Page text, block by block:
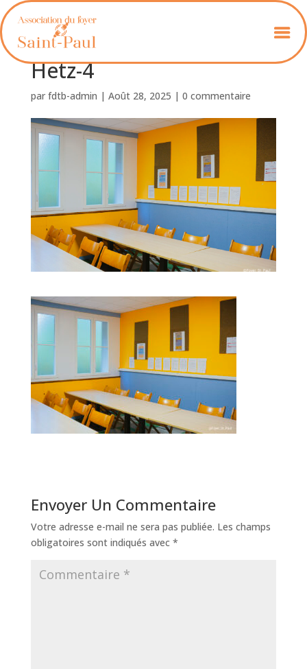
Foyer_St_Paul_Colette
Hetz-4
par fdtb-admin | Août 28, 2025 | 0 commentaire
Envoyer Un Commentaire
Votre adresse e-mail ne sera pas publiée. Les champs
obligatoires sont indiqués avec *